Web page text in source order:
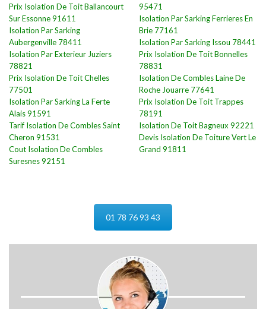
Prix Isolation De Toit Ballancourt
Sur Essonne 91611
Isolation Par Sarking
Aubergenville 78411
Isolation Par Exterieur Juziers
78821
Prix Isolation De Toit Chelles
77501
Isolation Par Sarking La Ferte
Alais 91591
Tarif Isolation De Combles Saint
Cheron 91531
Cout Isolation De Combles
Suresnes 92151
95471
Isolation Par Sarking Ferrieres En
Brie 77161
Isolation Par Sarking Issou 78441
Prix Isolation De Toit Bonnelles
78831
Isolation De Combles Laine De
Roche Jouarre 77641
Prix Isolation De Toit Trappes
78191
Isolation De Toit Bagneux 92221
Devis Isolation De Toiture Vert Le
Grand 91811
01 78 76 93 43